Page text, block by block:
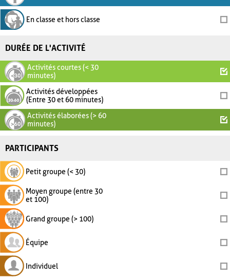
En classe et hors classe
DURÉE DE L'ACTIVITÉ
Activités courtes (< 30
minutes)
Activités développées
(Entre 30 et 60 minutes)
Activités élaborées (> 60
minutes)
PARTICIPANTS
Petit groupe (< 30)
Moyen groupe (entre 30
et 100)
Grand groupe (> 100)
Équipe
Individuel